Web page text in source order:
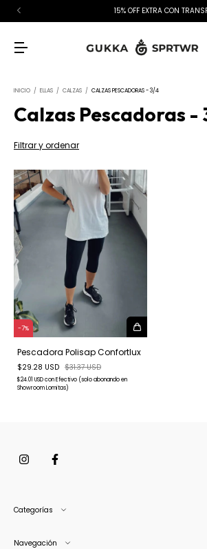
15% OFF EXTRA CON
INICIO / ELLAS / CALZAS / CALZAS PESCADORAS - 3/4
Calzas Pescadoras -
Filtrar y ordenar
-7%
Pescadora Polisap Confortlux
$29.28 USD $31.37 USD
$24.01 USDconEfectivo (solo abonando en
Showroom Lomitas)
Categorías
Navegación